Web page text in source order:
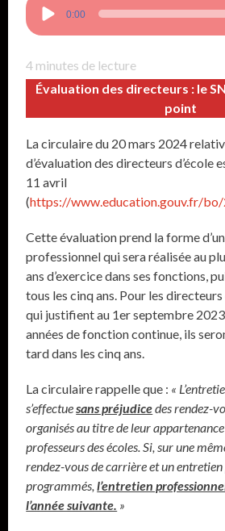
audio
0:00
4 minutes de lecture
Évaluation des directeurs : le
point
La circulaire du 20 mars 2024
d’évaluation des directeurs d’école
11 avril
(https://www.education.gouv.fr/
Cette évaluation prend la forme
professionnel qui sera réalisée au
ans d’exercice dans ses fonctions,
tous les cinq ans. Pour les
qui justifient au 1er septembre 2023
années de fonction continue, ils
tard dans les cinq ans.
La circulaire rappelle que : «
s’effectuesans préjudicedes rendez-
organisés au titre de leur
professeurs des écoles. Si, sur une
rendez-vous de carrière et un
programmés,l’entretien
l’année suivante. »